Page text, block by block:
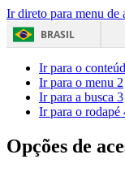
Ir direto para menu de
BRASIL
Ir para o
Ir para o menu 2
Ir para a busca 3
Ir para o rodapé
Opções de